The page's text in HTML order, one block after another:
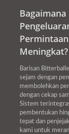
Meningkat?
Barisan
sejam dengan
membolehkan
dengan cekap
Sistem
pembentukan
tepat dan
kami untuk